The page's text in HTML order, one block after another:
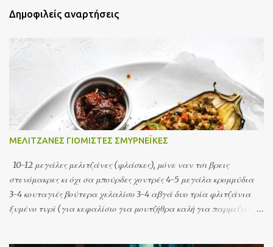
Δημοφιλείς αναρτήσεις
ΜΕΛΙΤΖΑΝΕΣ ΓΙΟΜΙΣΤΕΣ ΣΜΥΡΝΕΪΚΕΣ
10-12 μεγάλες μελιτζάνες (φλάσκες), μόνε ναν τσι βρεις
στενόμακρες κι όχι σα μπούρδες χοντρές 4-5 μεγάλα κρομμύδια
3-4 κουταγιές βούτερα χελαλίσο 3-4 αβγά δυο τρία φλιτζάνια
ξυμένο τυρί (για κεφαλίσιο για μουτζήθρα καλή για παρμεζάνα